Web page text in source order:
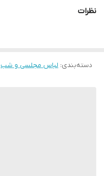
نظرات
دسته‌بندی: لباس مجلسی و شب